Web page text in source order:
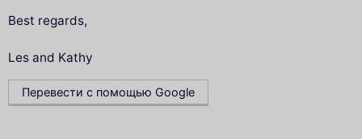
Best regards,
Les and Kathy
Перевести с помощью Google